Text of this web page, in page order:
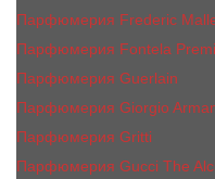
Парфюмерия Frеderic
Парфюмерия Fontela
Парфюмерия Guerlain
Парфюмерия Giorgio
Парфюмерия Gritti
Парфюмерия Gucci The